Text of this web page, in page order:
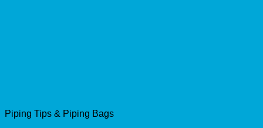
Piping Tips & Piping Bags